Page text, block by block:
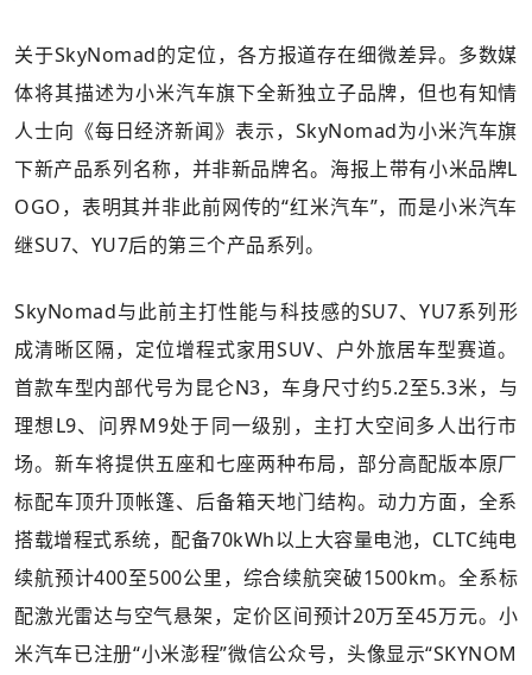
关于SkyNomad的定位，各方报道存在细微差异。多数媒
体将其描述为小米汽车旗下全新独立子品牌，但也有知情
人士向《每日经济新闻》表示，SkyNomad为小米汽车旗
下新产品系列名称，并非新品牌名。海报上带有小米品牌L
OGO，表明其并非此前网传的“红米汽车”，而是小米汽车
继SU7、YU7后的第三个产品系列。
SkyNomad与此前主打性能与科技感的SU7、YU7系列形
成清晰区隔，定位增程式家用SUV、户外旅居车型赛道。
首款车型内部代号为昆仑N3，车身尺寸约5.2至5.3米，与
理想L9、问界M9处于同一级别，主打大空间多人出行市
场。新车将提供五座和七座两种布局，部分高配版本原厂
标配车顶升顶帐篷、后备箱天地门结构。动力方面，全系
搭载增程式系统，配备70kWh以上大容量电池，CLTC纯电
续航预计400至500公里，综合续航突破1500km。全系标
配激光雷达与空气悬架，定价区间预计20万至45万元。小
米汽车已注册“小米澎程”微信公众号，头像显示“SKYNOM